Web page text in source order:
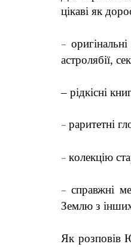
цікаві як
–
астролябії,
– рідкісні
– раритетні
– колекцію
– справжні
Землю з
Як розповів